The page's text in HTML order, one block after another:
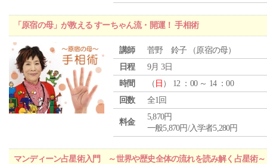
「原宿の母」が教える すーちゃん流・開運！ 手相術
講師
菅野 鈴子 （原宿の母）
日程
9月 3日
時間
（ 日 ） 12 ：00 ～ 14 ：00
回数
全1回
料金
5,870円
一般5,870円/入学者5,280円
マンディーン占星術入門 ～世界や歴史全体の流れを読み解く占星術～